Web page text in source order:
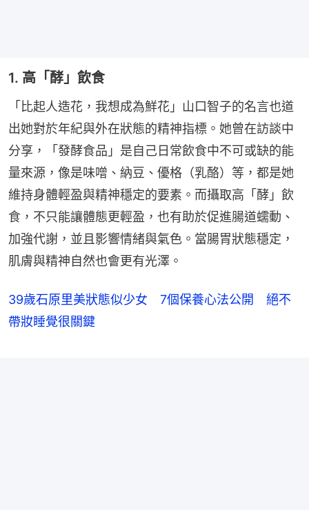
1. 高「酵」飲食
「比起人造花，我想成為鮮花」山口智子的名言也道
出她對於年紀與外在狀態的精神指標。她曾在訪談中
分享，「發酵食品」是自己日常飲食中不可或缺的能
量來源，像是味噌、納豆、優格（乳酪）等，都是她
維持身體輕盈與精神穩定的要素。而攝取高「酵」飲
食，不只能讓體態更輕盈，也有助於促進腸道蠕動、
加強代謝，並且影響情緒與氣色。當腸胃狀態穩定，
肌膚與精神自然也會更有光澤。
39歲石原里美狀態似少女 7個保養心法公開 絕不
帶妝睡覺很關鍵